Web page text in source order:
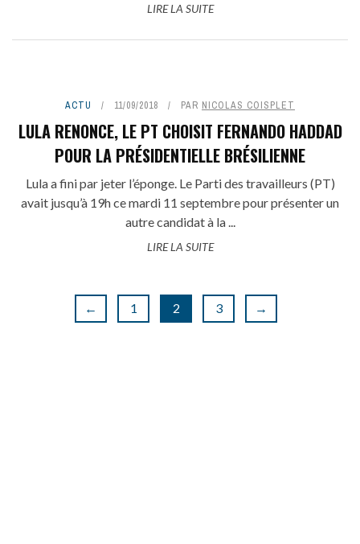
LIRE LA SUITE
ACTU 11/09/2018 PAR NICOLAS COISPLET
LULA RENONCE, LE PT CHOISIT FERNANDO HADDAD
POUR LA PRÉSIDENTIELLE BRÉSILIENNE
Lula a fini par jeter l’éponge. Le Parti des travailleurs (PT)
avait jusqu’à 19h ce mardi 11 septembre pour présenter un
autre candidat à la ...
LIRE LA SUITE
← 1 2 3 →